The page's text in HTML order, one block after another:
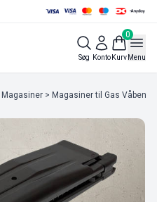
Søg Konto
0
KurvMenu
Magasiner > Magasiner til Gas Våben